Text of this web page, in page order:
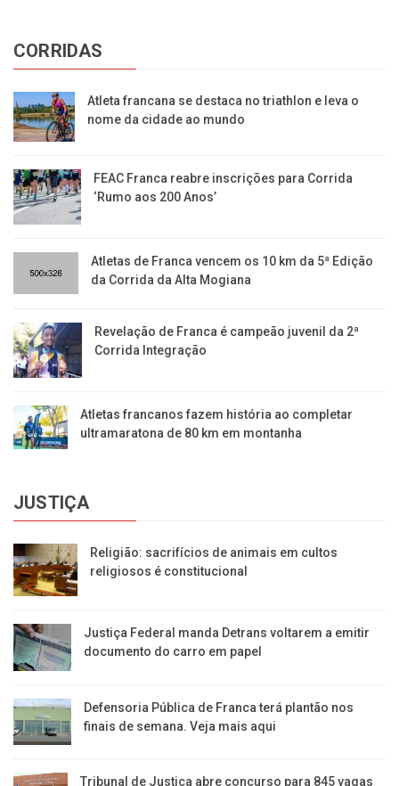
CORRIDAS
Atleta francana se destaca no triathlon e leva o
nome da cidade ao mundo
FEAC Franca reabre inscrições para Corrida
‘Rumo aos 200 Anos’
Atletas de Franca vencem os 10 km da 5ª Edição
da Corrida da Alta Mogiana
Revelação de Franca é campeão juvenil da 2ª
Corrida Integração
Atletas francanos fazem história ao completar
ultramaratona de 80 km em montanha
JUSTIÇA
Religião: sacrifícios de animais em cultos
religiosos é constitucional
Justiça Federal manda Detrans voltarem a emitir
documento do carro em papel
Defensoria Pública de Franca terá plantão nos
finais de semana. Veja mais aqui
Tribunal de Justiça abre concurso para 845 vagas